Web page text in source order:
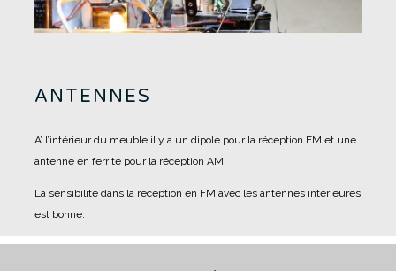
ANTENNES
A’ l’intérieur du meuble il y a un dipole pour la réception FM et une
antenne en ferrite pour la réception AM.
La sensibilité dans la réception en FM avec les antennes intérieures
est bonne.